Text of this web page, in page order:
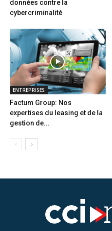
données contre la
cybercriminalité
ENTREPRISES
Factum Group: Nos
expertises du leasing et de la
gestion de...